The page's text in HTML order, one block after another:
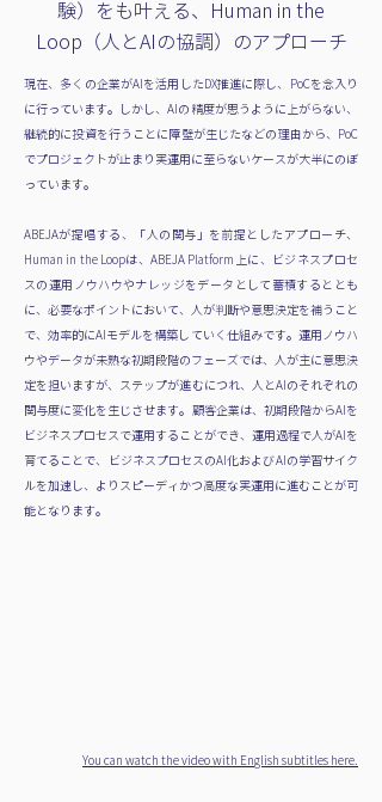
験）をも叶える、Human in the
Loop（人とAIの協調）のアプローチ
現在、多くの企業がAIを活用したDX推進に際し、PoCを念入り
に行っています。しかし、AIの精度が思うように上がらない、
継続的に投資を行うことに障壁が生じたなどの理由から、PoC
でプロジェクトが止まり実運用に至らないケースが大半にのぼ
っています。
ABEJAが提唱する、「人の関与」を前提としたアプローチ、
Human in the Loopは、ABEJA Platform上に、ビジネスプロセ
スの運用ノウハウやナレッジをデータとして蓄積するととも
に、必要なポイントにおいて、人が判断や意思決定を補うこと
で、効率的にAIモデルを構築していく仕組みです。運用ノウハ
ウやデータが未熟な初期段階のフェーズでは、人が主に意思決
定を担いますが、ステップが進むにつれ、人とAIのそれぞれの
関与度に変化を生じさせます。顧客企業は、初期段階からAIを
ビジネスプロセスで運用することができ、運用過程で人がAIを
育てることで、ビジネスプロセスのAI化およびAIの学習サイク
ルを加速し、よりスピーディかつ高度な実運用に進むことが可
能となります。
You can watch the video with English subtitles here.